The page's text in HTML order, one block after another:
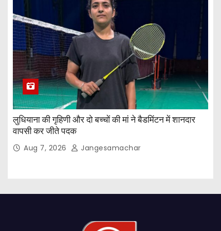
लुधियाना की गृहिणी और दो बच्चों की मां ने बैडमिंटन में शानदार
वापसी कर जीते पदक
Aug 7, 2026 Jangesamachar